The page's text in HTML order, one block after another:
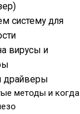
систему для
вирусы и
драйверы
методы и когда